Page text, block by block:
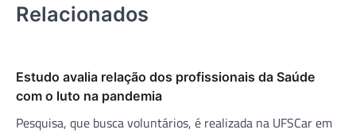
Relacionados
Estudo avalia relação dos profissionais da Saúde
com o luto na pandemia
Pesquisa, que busca voluntários, é realizada na UFSCar em